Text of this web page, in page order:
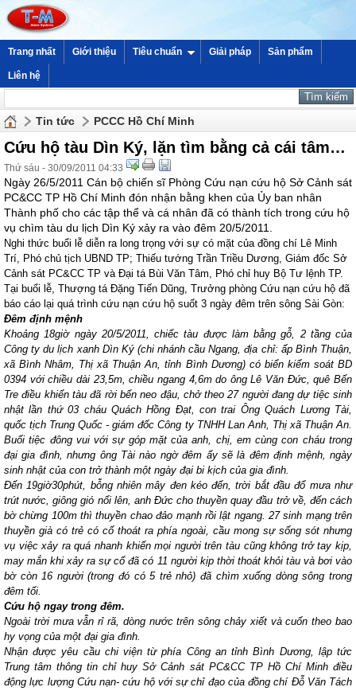
Trang nhất Giới thiệu Tiêu chuẩn Giải pháp Sản phẩm
Liên hệ
Tin tức PCCC Hồ Chí Minh
Cứu hộ tàu Dìn Ký, lặn tìm bằng cả cái tâm…
Thứ sáu - 30/09/2011 04:33
Ngày 26/5/2011 Cán bộ chiến sĩ Phòng Cứu nạn cứu hộ Sở Cảnh sát
PC&CC TP Hồ Chí Minh đón nhận bằng khen của Ủy ban nhân
Thành phố cho các tập thể và cá nhân đã có thành tích trong cứu hộ
vụ chìm tàu du lịch Dìn Ký xảy ra vào đêm 20/5/2011.
Nghi thức buổi lễ diễn ra long trọng với sự có mặt của đồng chí Lê Minh
Trí, Phó chủ tịch UBND TP; Thiếu tướng Trần Triều Dương, Giám đốc Sở
Cảnh sát PC&CC TP và Đại tá Bùi Văn Tâm, Phó chỉ huy Bộ Tư lệnh TP.
Tại buổi lễ, Thượng tá Đặng Tiến Dũng, Trưởng phòng Cứu nạn cứu hộ đã
báo cáo lại quá trình cứu nạn cứu hộ suốt 3 ngày đêm trên sông Sài Gòn:
Đêm định mệnh
Khoảng 18giờ ngày 20/5/2011, chiếc tàu được làm bằng gỗ, 2 tầng của
Công ty du lịch xanh Dìn Ký (chi nhánh cầu Ngang, địa chỉ: ấp Bình Thuận,
xã Bình Nhâm, Thị xã Thuận An, tỉnh Bình Dương) có biển kiểm soát BD
0394 với chiều dài 23,5m, chiều ngang 4,6m do ông Lê Văn Đức, quê Bến
Tre điều khiển tàu đã rời bến neo đậu, chở theo 27 người đang dự tiệc sinh
nhật lần thứ 03 cháu Quách Hồng Đạt, con trai Ông Quách Lương Tài,
quốc tịch Trung Quốc - giám đốc Công ty TNHH Lan Anh, Thị xã Thuận An.
Buổi tiệc đông vui với sự góp mặt của anh, chị, em cùng con cháu trong
đại gia đình, nhưng ông Tài nào ngờ đêm ấy sẽ là đêm định mệnh, ngày
sinh nhật của con trở thành một ngày đại bi kịch của gia đình.
Đến 19giờ30phút, bỗng nhiên mây đen kéo đến, trời bắt đầu đổ mưa như
trút nước, giông gió nổi lên, anh Đức cho thuyền quay đầu trở về, đến cách
bờ chừng 100m thì thuyền chao đảo mạnh rồi lật ngang. 27 sinh mạng trên
thuyền già có trẻ có cố thoát ra phía ngoài, cầu mong sự sống sót nhưng
vụ việc xảy ra quá nhanh khiến mọi người trên tàu cũng không trở tay kịp,
may mắn khi xảy ra sự cố đã có 11 người kịp thời thoát khỏi tàu và bơi vào
bờ còn 16 người (trong đó có 5 trẻ nhỏ) đã chìm xuống dòng sông trong
đêm tối.
Cứu hộ ngay trong đêm.
Ngoài trời mưa vẫn rỉ rã, dòng nước trên sông chảy xiết và cuốn theo bao
hy vọng của một đại gia đình.
Nhận được yêu cầu chi viện từ phía Công an tỉnh Bình Dương, lập tức
Trung tâm thông tin chỉ huy Sở Cảnh sát PC&CC TP Hồ Chí Minh điều
động lực lượng Cứu nạn- cứu hộ với sự chỉ đạo của đồng chí Đỗ Văn Tách